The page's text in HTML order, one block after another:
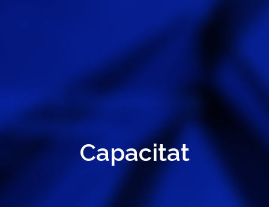
Capacitat